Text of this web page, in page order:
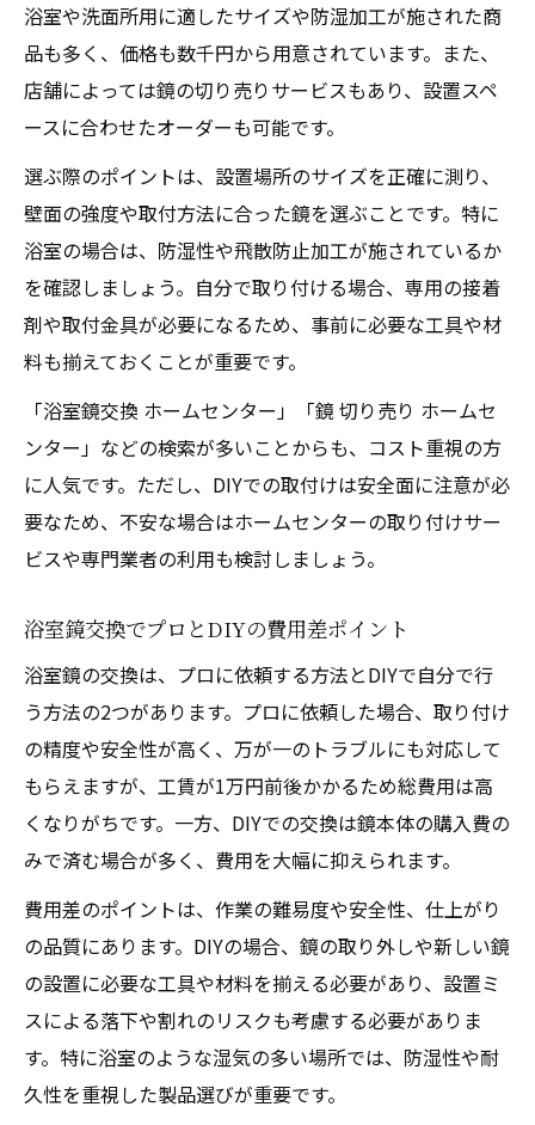
浴室や洗面所用に適したサイズや防湿加工が施された商
品も多く、価格も数千円から用意されています。また、
店舗によっては鏡の切り売りサービスもあり、設置スペ
ースに合わせたオーダーも可能です。
選ぶ際のポイントは、設置場所のサイズを正確に測り、
壁面の強度や取付方法に合った鏡を選ぶことです。特に
浴室の場合は、防湿性や飛散防止加工が施されているか
を確認しましょう。自分で取り付ける場合、専用の接着
剤や取付金具が必要になるため、事前に必要な工具や材
料も揃えておくことが重要です。
「浴室鏡交換 ホームセンター」「鏡 切り売り ホームセ
ンター」などの検索が多いことからも、コスト重視の方
に人気です。ただし、DIYでの取付けは安全面に注意が必
要なため、不安な場合はホームセンターの取り付けサー
ビスや専門業者の利用も検討しましょう。
浴室鏡交換でプロとDIYの費用差ポイント
浴室鏡の交換は、プロに依頼する方法とDIYで自分で行
う方法の2つがあります。プロに依頼した場合、取り付け
の精度や安全性が高く、万が一のトラブルにも対応して
もらえますが、工賃が1万円前後かかるため総費用は高
くなりがちです。一方、DIYでの交換は鏡本体の購入費の
みで済む場合が多く、費用を大幅に抑えられます。
費用差のポイントは、作業の難易度や安全性、仕上がり
の品質にあります。DIYの場合、鏡の取り外しや新しい鏡
の設置に必要な工具や材料を揃える必要があり、設置ミ
スによる落下や割れのリスクも考慮する必要がありま
す。特に浴室のような湿気の多い場所では、防湿性や耐
久性を重視した製品選びが重要です。